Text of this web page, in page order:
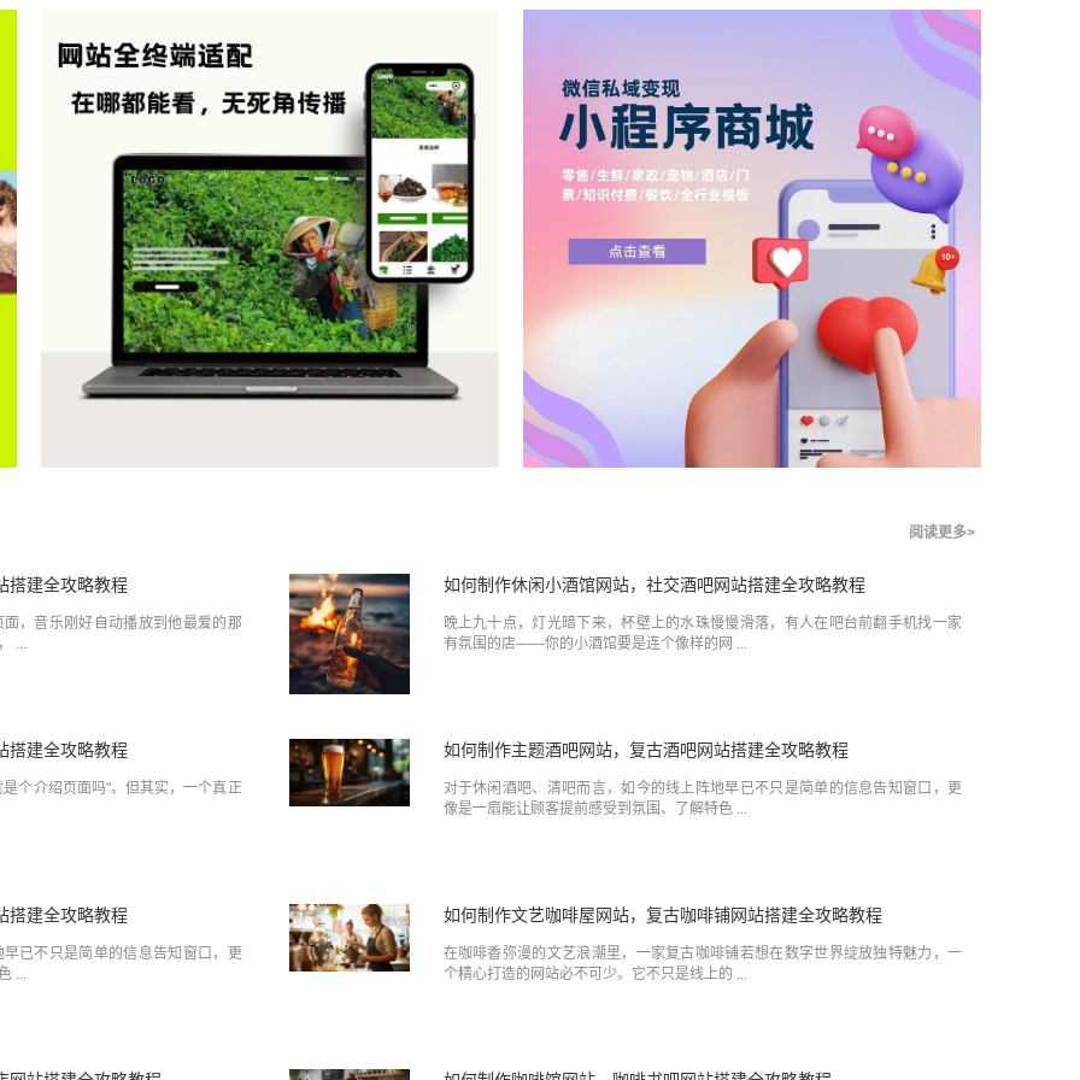
阅读更多>
搭建全攻略教程
，音乐刚好自动播放到他最爱的那
...
如何制作休闲小酒馆网站，社交酒吧网站搭建全攻略教程
晚上九十点，灯光暗下来，杯壁上的水珠慢慢滑落，有人在吧台前翻手机找一家
有氛围的店——你的小酒馆要是连个像样的网 ...
搭建全攻略教程
个介绍页面吗"。但其实，一个真正
如何制作主题酒吧网站，复古酒吧网站搭建全攻略教程
对于休闲酒吧、清吧而言，如今的线上阵地早已不只是简单的信息告知窗口，更
像是一扇能让顾客提前感受到氛围、了解特色 ...
搭建全攻略教程
已不只是简单的信息告知窗口，更
...
如何制作文艺咖啡屋网站，复古咖啡铺网站搭建全攻略教程
在咖啡香弥漫的文艺浪潮里，一家复古咖啡铺若想在数字世界绽放独特魅力，一
个精心打造的网站必不可少。它不只是线上的 ...